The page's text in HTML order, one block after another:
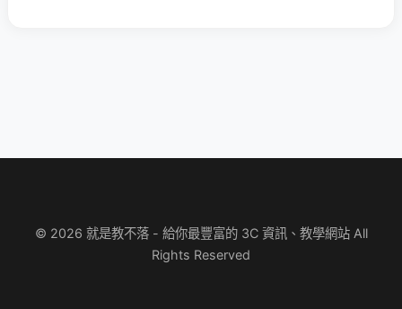
© 2026 就是教不落 - 給你最豐富的 3C 資訊、教學網站 All
Rights Reserved